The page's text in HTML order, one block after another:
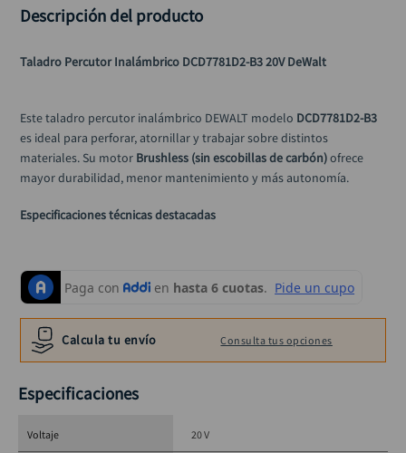
Descripción del producto
Taladro Percutor Inalámbrico DCD7781D2-B3 20V DeWalt
Este taladro percutor inalámbrico DEWALT modelo DCD7781D2-B3
es ideal para perforar, atornillar y trabajar sobre distintos
materiales. Su motor Brushless (sin escobillas de carbón) ofrece
mayor durabilidad, menor mantenimiento y más autonomía.
Especificaciones técnicas destacadas
Voltaje:
Potencia: 340 UWO
Velocidad sin carga:
0-8500 / 0-29750 IPM
Capacidad de perforación:
Metal: 1/2" (13 mm)
Calcula tu envío Consulta tus opciones
Especificaciones
Voltaje 20 V
taladro inalámbrico
alicate